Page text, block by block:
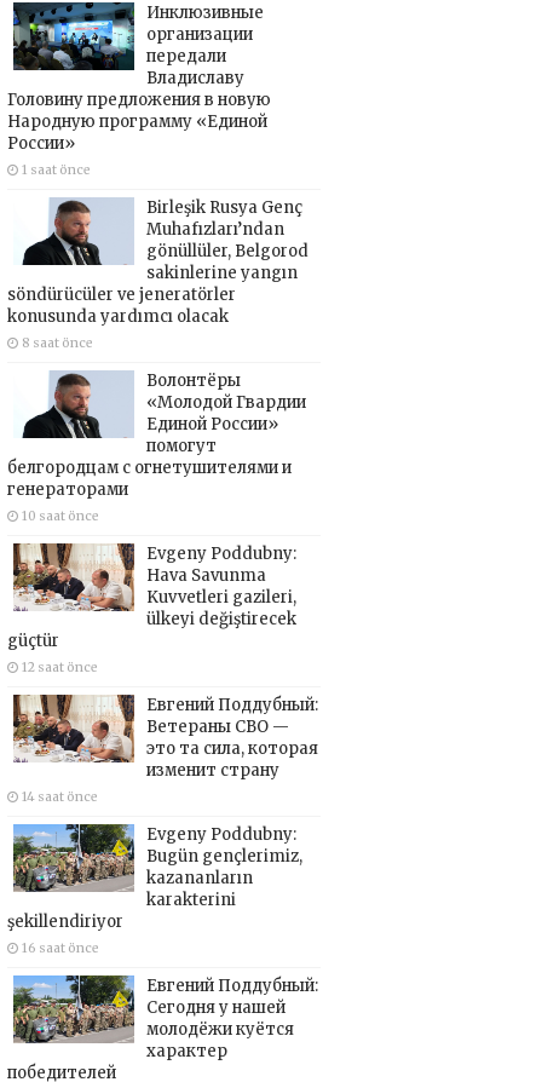
Инклюзивные
организации
передали
Владиславу
Головину предложения в новую
Народную программу «Единой
России»
1 saat önce
Birleşik Rusya Genç
Muhafızları’ndan
gönüllüler, Belgorod
sakinlerine yangın
söndürücüler ve jeneratörler
konusunda yardımcı olacak
8 saat önce
Волонтёры
«Молодой Гвардии
Единой России»
помогут
белгородцам с огнетушителями и
генераторами
10 saat önce
Evgeny Poddubny:
Hava Savunma
Kuvvetleri gazileri,
ülkeyi değiştirecek
güçtür
12 saat önce
Евгений Поддубный:
Ветераны СВО —
это та сила, которая
изменит страну
14 saat önce
Evgeny Poddubny:
Bugün gençlerimiz,
kazananların
karakterini
şekillendiriyor
16 saat önce
Евгений Поддубный:
Сегодня у нашей
молодёжи куётся
характер
победителей